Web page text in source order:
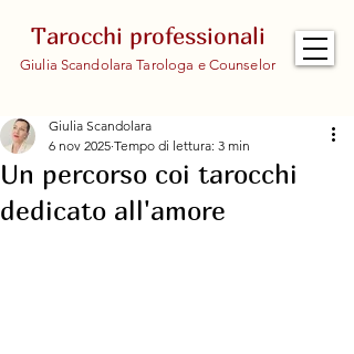
Tarocchi professionali
Giulia Scandolara Tarologa e Counselor
Un percorso coi tarocchi
dedicato all'amore
Giulia Scandolara
6 nov 2025 Tempo di lettura: 3 min